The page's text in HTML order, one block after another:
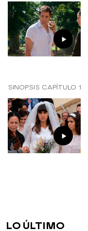
SINOPSIS CAPÍTULO 1
LO ÚLTIMO